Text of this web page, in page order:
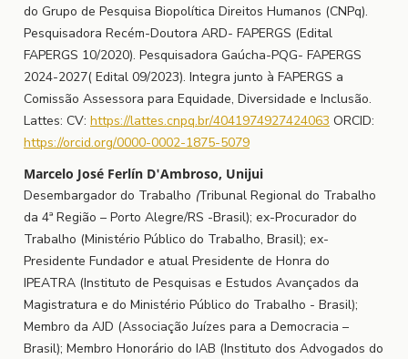
do Grupo de Pesquisa Biopolítica Direitos Humanos (CNPq).
Pesquisadora Recém-Doutora ARD- FAPERGS (Edital
FAPERGS 10/2020). Pesquisadora Gaúcha-PQG- FAPERGS
2024-2027( Edital 09/2023). Integra junto à FAPERGS a
Comissão Assessora para Equidade, Diversidade e Inclusão.
Lattes: CV: https://lattes.cnpq.br/4041974927424063 ORCID:
https://orcid.org/0000-0002-1875-5079
Marcelo José Ferlín D'Ambroso, Unijui
Desembargador do Trabalho (Tribunal Regional do Trabalho
da 4ª Região – Porto Alegre/RS -Brasil); ex-Procurador do
Trabalho (Ministério Público do Trabalho, Brasil); ex-
Presidente Fundador e atual Presidente de Honra do
IPEATRA (Instituto de Pesquisas e Estudos Avançados da
Magistratura e do Ministério Público do Trabalho - Brasil);
Membro da AJD (Associação Juízes para a Democracia –
Brasil); Membro Honorário do IAB (Instituto dos Advogados do